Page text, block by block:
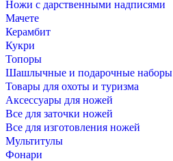
Ножи с дарственными надписями
Мачете
Керамбит
Кукри
Топоры
Шашлычные и подарочные наборы
Товары для охоты и туризма
Аксессуары для ножей
Все для заточки ножей
Все для изготовления ножей
Мультитулы
Фонари